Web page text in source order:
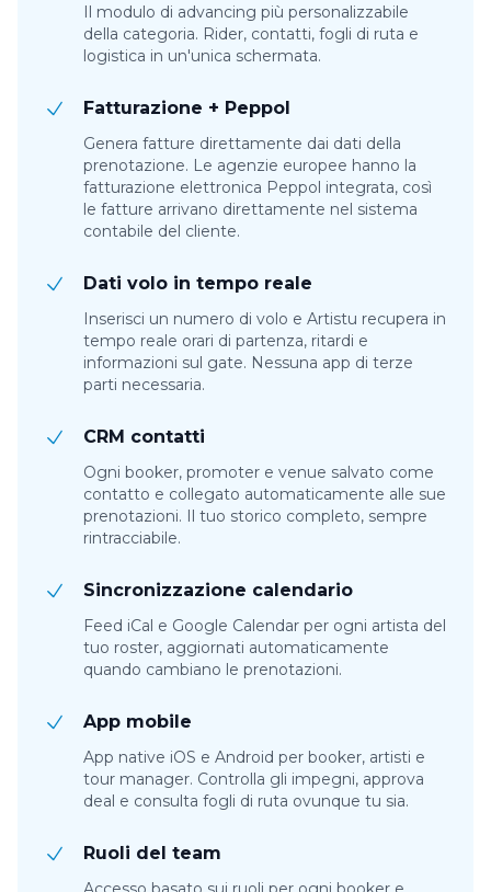
Il modulo di advancing più personalizzabile
della categoria. Rider, contatti, fogli di ruta e
logistica in un'unica schermata.
Fatturazione + Peppol
Genera fatture direttamente dai dati della
prenotazione. Le agenzie europee hanno la
fatturazione elettronica Peppol integrata, così
le fatture arrivano direttamente nel sistema
contabile del cliente.
Dati volo in tempo reale
Inserisci un numero di volo e Artistu recupera in
tempo reale orari di partenza, ritardi e
informazioni sul gate. Nessuna app di terze
parti necessaria.
CRM contatti
Ogni booker, promoter e venue salvato come
contatto e collegato automaticamente alle sue
prenotazioni. Il tuo storico completo, sempre
rintracciabile.
Sincronizzazione calendario
Feed iCal e Google Calendar per ogni artista del
tuo roster, aggiornati automaticamente
quando cambiano le prenotazioni.
App mobile
App native iOS e Android per booker, artisti e
tour manager. Controlla gli impegni, approva
deal e consulta fogli di ruta ovunque tu sia.
Ruoli del team